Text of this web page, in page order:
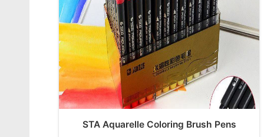
STA Aquarelle Coloring Brush Pens